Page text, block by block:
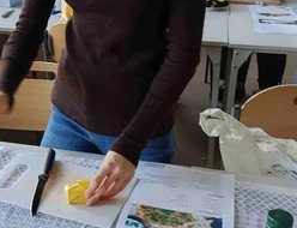
Kronika
Erasmus+ Przez
Erasmus+ Mózgi w